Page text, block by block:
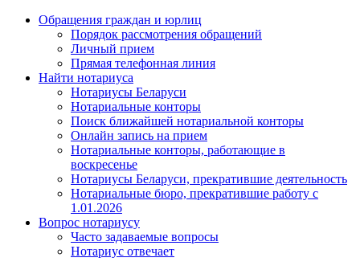
Обращения граждан и юрлиц
Порядок рассмотрения обращений
Личный прием
Прямая телефонная линия
Найти нотариуса
Нотариусы Беларуси
Нотариальные конторы
Поиск ближайшей нотариальной конторы
Онлайн запись на прием
Нотариальные конторы, работающие в
воскресенье
Нотариусы Беларуси, прекратившие деятельность
Нотариальные бюро, прекратившие работу с
1.01.2026
Вопрос нотариусу
Часто задаваемые вопросы
Нотариус отвечает